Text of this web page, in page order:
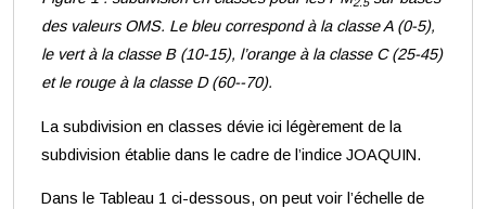
des valeurs OMS. Le bleu correspond à la classe A (0-5),
le vert à la classe B (10-15), l’orange à la classe C (25-45)
et le rouge à la classe D (60--70).
La subdivision en classes dévie ici légèrement de la
subdivision établie dans le cadre de l’indice JOAQUIN.
Dans le Tableau 1 ci-dessous, on peut voir l’échelle de